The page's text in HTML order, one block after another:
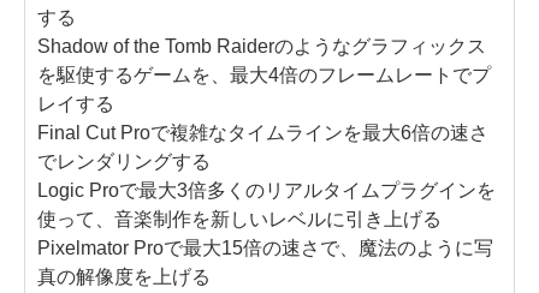
する
Shadow of the Tomb Raiderのようなグラフィックス
を駆使するゲームを、最大4倍のフレームレートでプ
レイする
Final Cut Proで複雑なタイムラインを最大6倍の速さ
でレンダリングする
Logic Proで最大3倍多くのリアルタイムプラグインを
使って、音楽制作を新しいレベルに引き上げる
Pixelmator Proで最大15倍の速さで、魔法のように写
真の解像度を上げる